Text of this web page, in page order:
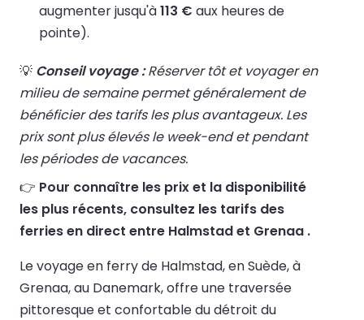
augmenter jusqu'à113 € aux heures de
pointe).
💡 Conseil voyage :Réserver tôt et voyager en
milieu de semaine permet généralement de
bénéficier des tarifs les plus avantageux. Les
prix sont plus élevés le week-end et pendant
les périodes de vacances.
👉 Pour connaître les prix et la disponibilité
les plus récents, consultez les tarifs des
ferries en direct entre Halmstad et Grenaa .
Le voyage en ferry de Halmstad, en Suède, à
Grenaa, au Danemark, offre une traversée
pittoresque et confortable du détroit du